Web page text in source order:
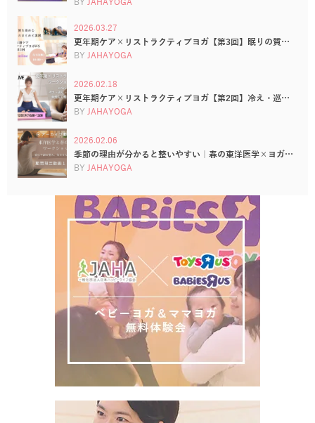
2026.03.27
更年期ケア×リストラクティブヨガ【第3回】眠りの質…
BY JAHAYOGA
2026.02.18
更年期ケア×リストラクティブヨガ【第2回】冷え・巡…
BY JAHAYOGA
2026.02.06
季節の理由が分かると整いやすい｜春の東洋医学×ヨガ…
BY JAHAYOGA